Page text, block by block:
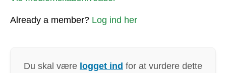
Already a member? Log ind her
Du skal være logget ind for at vurdere dette